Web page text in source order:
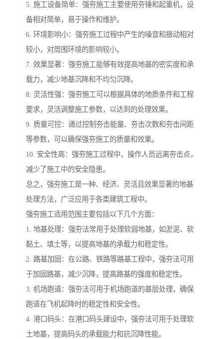
5. 施工设备简单：强夯施工主要使用夯锤和起重机，设
备相对简单，易于操作和维护。
6. 环境影响小：强夯施工过程中产生的噪音和振动相对
较小，对周围环境的影响较小。
7. 效果显著：强夯施工能够有效提高地基的密实度和承
载力，减少地基沉降和不均匀沉降。
8. 灵活性强：强夯施工可以根据具体的地质条件和工程
要求，灵活调整施工参数，以达到的处理效果。
9. 质量可控：通过控制夯击能量、夯击次数和夯击间距
等参数，可以确保强夯施工的质量和效果。
10. 安全性高：强夯施工过程中，操作人员远离夯击点，
减少了施工中的安全隐患。
总之，强夯施工是一种、经济、灵活且效果显著的地基
处理方法，广泛应用于各类建筑工程中。
强夯施工适用范围主要包括以下几个方面：
1. 地基处理：强夯法常用于处理软弱地基，如淤泥、软
黏土、填土等，以提高地基的承载力和稳定性。
2. 路基加固：在公路、铁路等路基工程中，强夯法可用
于加固路基，减少沉降，提高路基的强度和稳定性。
3. 机场跑道：强夯法可用于机场跑道的基层处理，确保
跑道在飞机起降时的稳定性和安全性。
4. 港口码头：在港口码头建设中，强夯法可用于处理软
土地基，提高码头的承载能力和抗沉降性能。